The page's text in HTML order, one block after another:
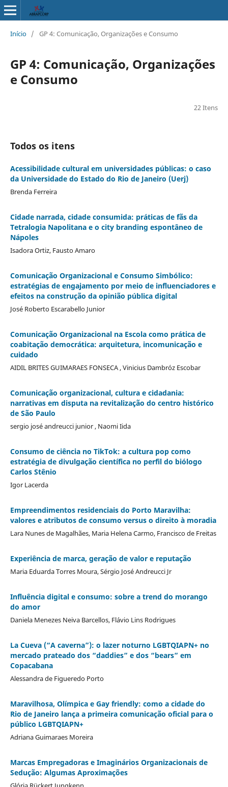
Início / GP 4: Comunicação, Organizações e Consumo
GP 4: Comunicação, Organizações
e Consumo
22 Itens
Todos os itens
Acessibilidade cultural em universidades públicas: o caso
da Universidade do Estado do Rio de Janeiro (Uerj)
Brenda Ferreira
Cidade narrada, cidade consumida: práticas de fãs da
Tetralogia Napolitana e o city branding espontâneo de
Nápoles
Isadora Ortiz, Fausto Amaro
Comunicação Organizacional e Consumo Simbólico:
estratégias de engajamento por meio de influenciadores e
efeitos na construção da opinião pública digital
José Roberto Escarabello Junior
Comunicação Organizacional na Escola como prática de
coabitação democrática: arquitetura, incomunicação e
cuidado
AIDIL BRITES GUIMARAES FONSECA , Vinicius Dambróz Escobar
Comunicação organizacional, cultura e cidadania:
narrativas em disputa na revitalização do centro histórico
de São Paulo
sergio josé andreucci junior , Naomi Iida
Consumo de ciência no TikTok: a cultura pop como
estratégia de divulgação científica no perfil do biólogo
Carlos Stênio
Igor Lacerda
Empreendimentos residenciais do Porto Maravilha:
valores e atributos de consumo versus o direito à moradia
Lara Nunes de Magalhães, Maria Helena Carmo, Francisco de Freitas
Experiência de marca, geração de valor e reputação
Maria Eduarda Torres Moura, Sérgio José Andreucci Jr
Influência digital e consumo: sobre a trend do morango
do amor
Daniela Menezes Neiva Barcellos, Flávio Lins Rodrigues
La Cueva (“A caverna”): o lazer noturno LGBTQIAPN+ no
mercado prateado dos “daddies” e dos “bears” em
Copacabana
Alessandra de Figueredo Porto
Maravilhosa, Olímpica e Gay friendly: como a cidade do
Rio de Janeiro lança a primeira comunicação oficial para o
público LGBTQIAPN+
Adriana Guimaraes Moreira
Marcas Empregadoras e Imaginários Organizacionais de
Sedução: Algumas Aproximações